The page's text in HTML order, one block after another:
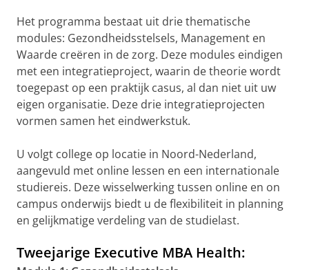
Het programma bestaat uit drie thematische
modules: Gezondheidsstelsels, Management en
Waarde creëren in de zorg. Deze modules eindigen
met een integratieproject, waarin de theorie wordt
toegepast op een praktijk casus, al dan niet uit uw
eigen organisatie. Deze drie integratieprojecten
vormen samen het eindwerkstuk.
U volgt college op locatie in Noord-Nederland,
aangevuld met online lessen en een internationale
studiereis. Deze wisselwerking tussen online en on
campus onderwijs biedt u de flexibiliteit in planning
en gelijkmatige verdeling van de studielast.
Tweejarige Executive MBA Health: